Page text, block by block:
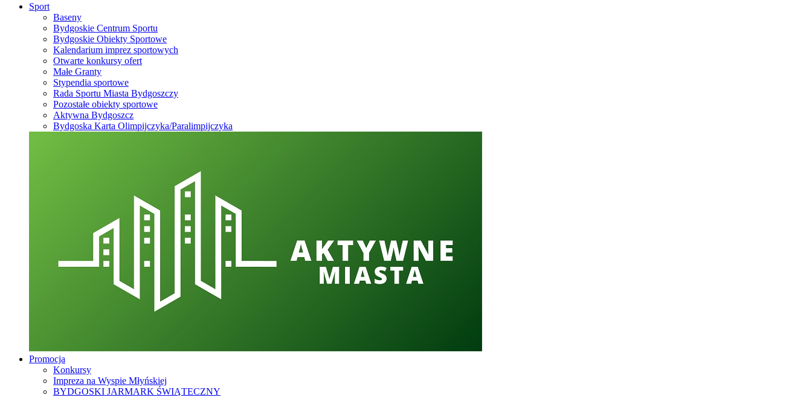
Sport
Baseny
Bydgoskie Centrum Sportu
Bydgoskie Obiekty Sportowe
Kalendarium imprez sportowych
Otwarte konkursy ofert
Małe Granty
Stypendia sportowe
Rada Sportu Miasta Bydgoszczy
Pozostałe obiekty sportowe
Aktywna Bydgoszcz
Bydgoska Karta Olimpijczyka/Paralimpijczyka
Promocja
Konkursy
Impreza na Wyspie Młyńskiej
BYDGOSKI JARMARK ŚWIĄTECZNY